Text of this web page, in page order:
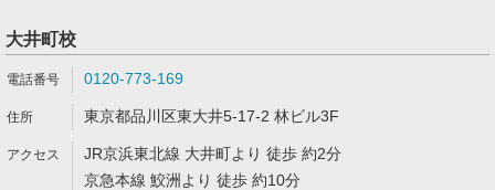
大井町校
0120-773-169
東京都品川区東大井5-17-2 林ビル3F
JR京浜東北線 大井町より 徒歩 約2分
京急本線 鮫洲より 徒歩 約10分